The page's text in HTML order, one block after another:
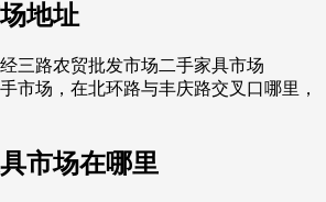
地址
三路农贸批发市场二手家具市场
市场，在北环路与丰庆路交叉口哪里，
市场在哪里